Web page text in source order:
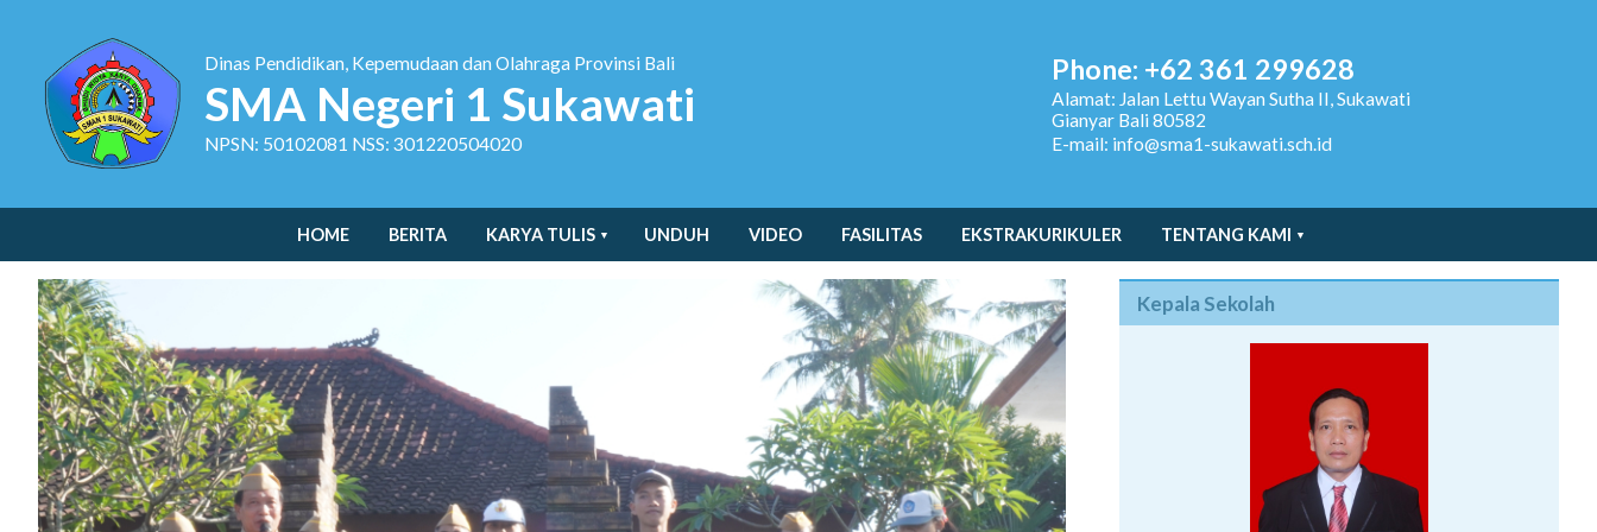
Dinas Pendidikan, Kepemudaan dan Olahraga Provinsi Bali
SMA Negeri 1 Sukawati
NPSN: 50102081 NSS: 301220504020
Phone: +62 361 299628
Alamat: Jalan Lettu Wayan Sutha II, Sukawati
Gianyar Bali 80582
E-mail: info@sma1-sukawati.sch.id
HOME BERITA KARYA TULIS UNDUH VIDEO FASILITAS EKSTRAKURIKULER TENTANG KAMI
Kepala Sekolah